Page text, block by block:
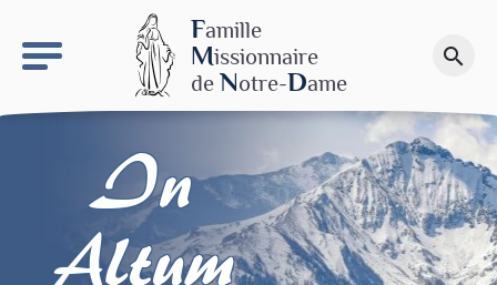
Famille
Missionnaire
de Notre-Dame
search
Faire un don
In
Altum